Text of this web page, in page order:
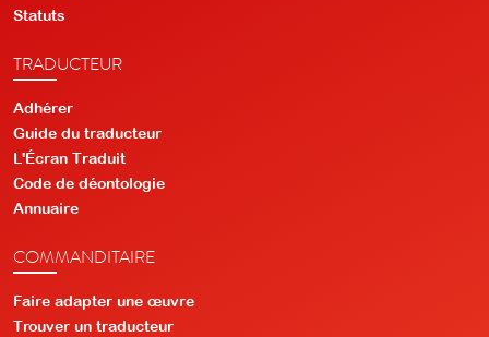
Statuts
TRADUCTEUR
Adhérer
Guide du traducteur
L'Écran Traduit
Code de déontologie
Annuaire
COMMANDITAIRE
Faire adapter une œuvre
Trouver un traducteur